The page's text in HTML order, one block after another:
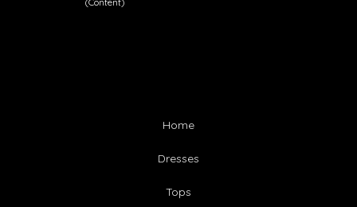
Home
Dresses
Tops